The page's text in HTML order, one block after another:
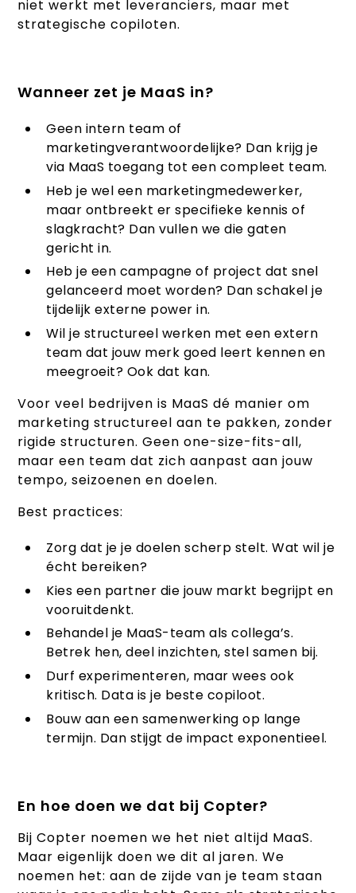
niet werkt met leveranciers, maar met
strategische copiloten.
Wanneer zet je MaaS in?
Geen intern team of
marketingverantwoordelijke? Dan krijg je
via MaaS toegang tot een compleet team.
Heb je wel een marketingmedewerker,
maar ontbreekt er specifieke kennis of
slagkracht? Dan vullen we die gaten
gericht in.
Heb je een campagne of project dat snel
gelanceerd moet worden? Dan schakel je
tijdelijk externe power in.
Wil je structureel werken met een extern
team dat jouw merk goed leert kennen en
meegroeit? Ook dat kan.
Voor veel bedrijven is MaaS dé manier om
marketing structureel aan te pakken, zonder
rigide structuren. Geen one-size-fits-all,
maar een team dat zich aanpast aan jouw
tempo, seizoenen en doelen.
Best practices:
Zorg dat je je doelen scherp stelt. Wat wil je
écht bereiken?
Kies een partner die jouw markt begrijpt en
vooruitdenkt.
Behandel je MaaS-team als collega’s.
Betrek hen, deel inzichten, stel samen bij.
Durf experimenteren, maar wees ook
kritisch. Data is je beste copiloot.
Bouw aan een samenwerking op lange
termijn. Dan stijgt de impact exponentieel.
En hoe doen we dat bij Copter?
Bij Copter noemen we het niet altijd MaaS.
Maar eigenlijk doen we dit al jaren. We
noemen het: aan de zijde van je team staan